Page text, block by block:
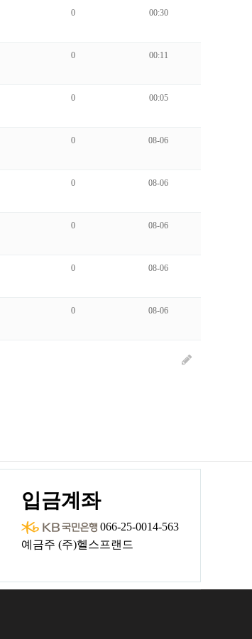
0 00:30
0 00:11
0 00:05
0 08-06
0 08-06
0 08-06
0 08-06
0 08-06
입금계좌
066-25-0014-563
예금주 (주)헬스프랜드